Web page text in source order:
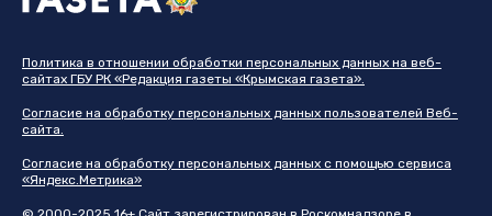
Политика в отношении обработки персональных данных на веб-
сайтах ГБУ РК «Редакция газеты «Крымская газета».
Согласие на обработку персональных данных пользователей Веб-
сайта.
Согласие на обработку персональных данных с помощью сервиса
«Яндекс.Метрика»